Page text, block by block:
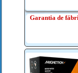
Garantia de